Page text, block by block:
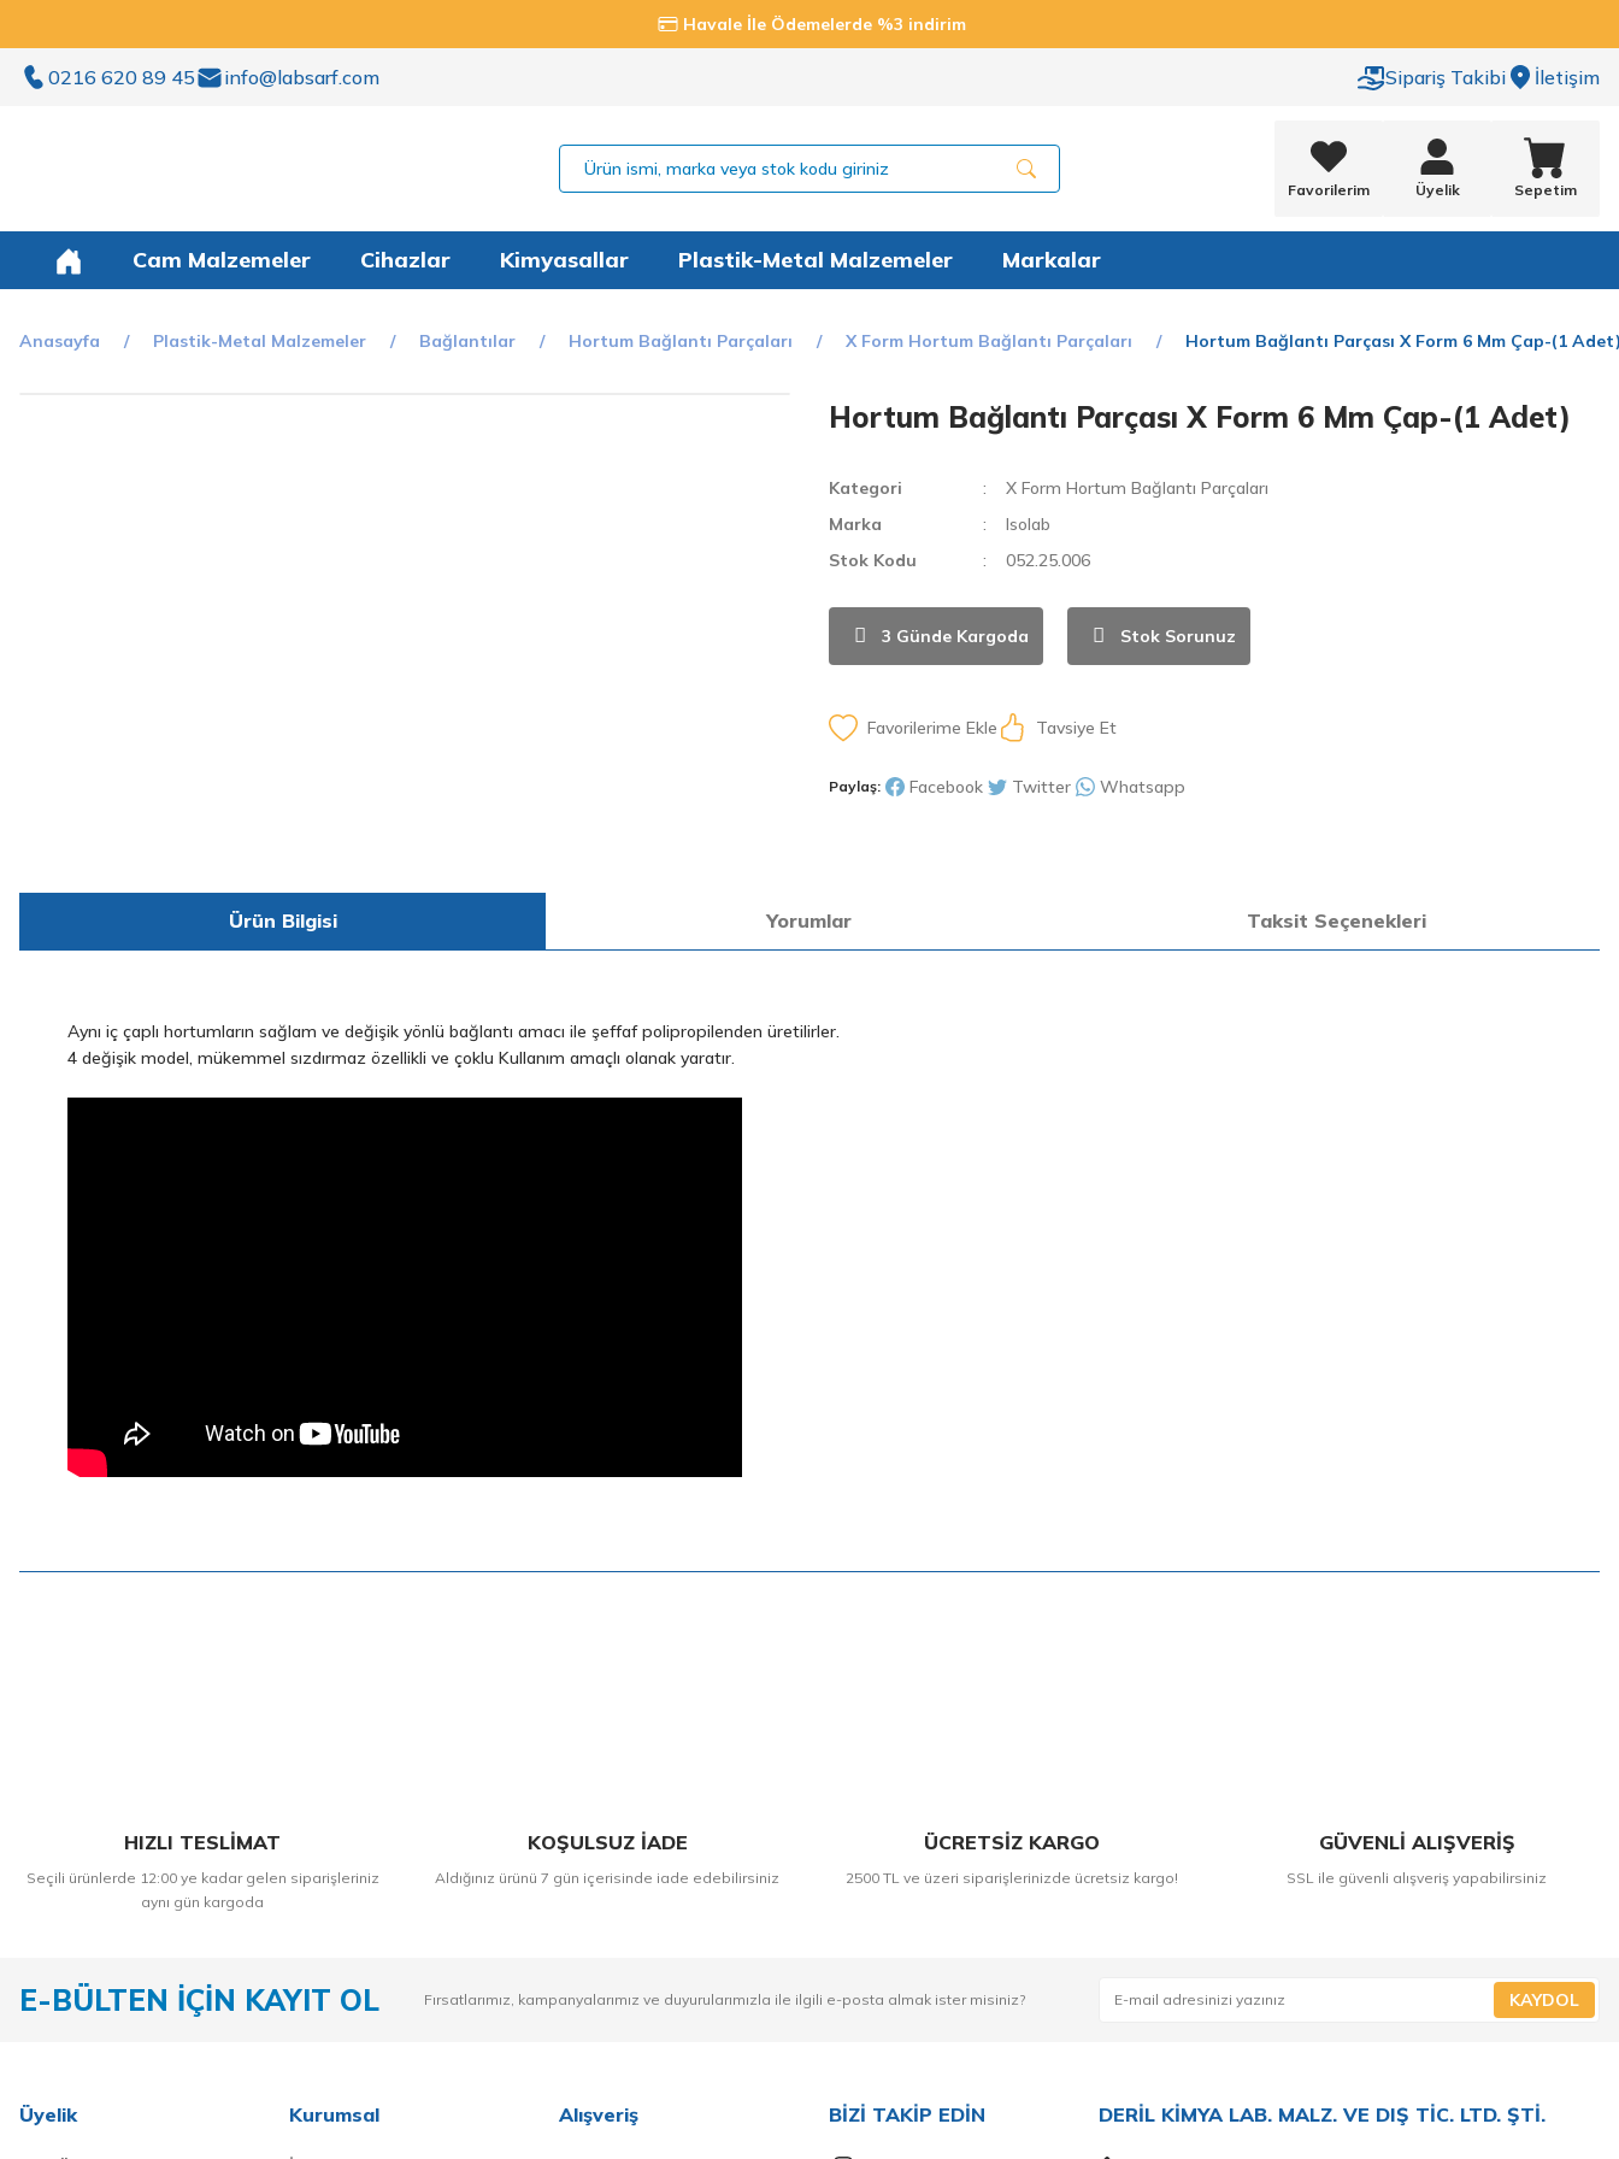
Havale İle Ödemelerde %3 indirim
0216 620 89 45 info@labsarf.com Sipariş Takibi İletişim
Favorilerim Üyelik Sepetim
Cam Malzemeler Cihazlar Kimyasallar Plastik-Metal Malzemeler Markalar
Anasayfa Plastik-Metal Malzemeler Bağlantılar Hortum Bağlantı Parçaları X Form Hortum Bağlantı Parçaları Hortum Bağlantı Parçası X Form 6 Mm Çap-(1
Hortum Bağlantı Parçası X Form 6 Mm Çap-(1 Adet)
Kategori
X Form Hortum Bağlantı Parçaları
Marka
Isolab
Stok Kodu
052.25.006
3 Günde Kargoda Stok Sorunuz
Tavsiye Et
Paylaş: Facebook Twitter Whatsapp
Ürün Bilgisi Yorumlar Taksit Seçenekleri
Aynı iç çaplı hortumların sağlam ve değişik yönlü bağlantı amacı ile şeffaf polipropilenden üretilirler.
4 değişik model, mükemmel sızdırmaz özellikli ve çoklu Kullanım amaçlı olanak yaratır.
HIZLI TESLİMAT
Seçili ürünlerde 12:00 ye kadar gelen siparişleriniz
aynı gün kargoda
KOŞULSUZ İADE
Aldığınız ürünü 7 gün içerisinde iade edebilirsiniz
ÜCRETSİZ KARGO
2500 TL ve üzeri siparişlerinizde ücretsiz kargo!
GÜVENLİ ALIŞVERİŞ
SSL ile güvenli alışveriş yapabilirsiniz
E-BÜLTEN İÇİN KAYIT OL Fırsatlarımız, kampanyalarımız ve duyurularımızla ile ilgili e-posta almak ister misiniz? KAYDOL
Üyelik Kurumsal Alışveriş BİZİ TAKİP EDİN DERİL KİMYA LAB. MALZ. VE DIŞ TİC. LTD. ŞTİ.